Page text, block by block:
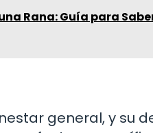
Rana: Guía para
general, y su